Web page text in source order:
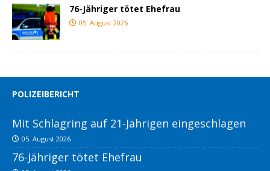
76-Jähriger tötet Ehefrau
05. August 2026
POLIZEIBERICHT
Mit Schlagring auf 21-Jährigen eingeschlagen
05. August 2026
76-Jähriger tötet Ehefrau